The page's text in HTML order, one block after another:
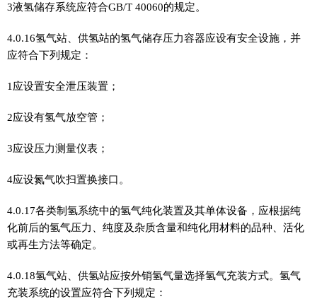
3液氢储存系统应符合GB/T 40060的规定。
4.0.16氢气站、供氢站的氢气储存压力容器应设有安全设施，并
应符合下列规定：
1应设置安全泄压装置；
2应设有氢气放空管；
3应设压力测量仪表；
4应设氮气吹扫置换接口。
4.0.17各类制氢系统中的氢气纯化装置及其单体设备，应根据纯
化前后的氢气压力、纯度及杂质含量和纯化用材料的品种、活化
或再生方法等确定。
4.0.18氢气站、供氢站应按外销氢气量选择氢气充装方式。氢气
充装系统的设置应符合下列规定：